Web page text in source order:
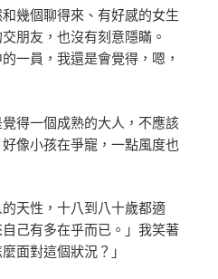
幾個聊得來、有好感的女生
朋友，也沒有刻意隱瞞。
一員，我還是會覺得，嗯，
得一個成熟的大人，不應該
像小孩在爭寵，一點風度也
天性，十八到八十歲都適
己有多在乎而已。」我笑著
面對這個狀況？」